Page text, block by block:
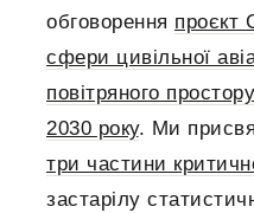
обговорення проєкт
сфери цивільної
повітряного
2030 року. Ми
три частини
застарілу